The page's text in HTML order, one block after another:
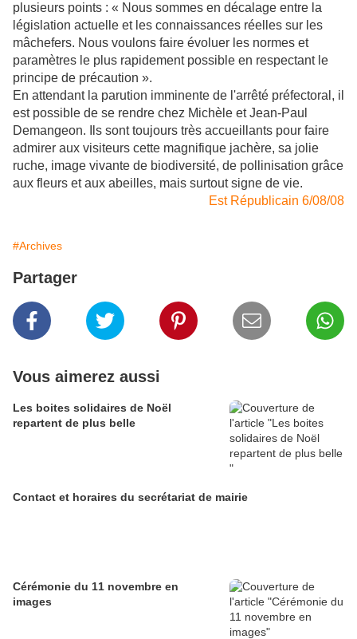
plusieurs points : « Nous sommes en décalage entre la
législation actuelle et les connaissances réelles sur les
mâchefers. Nous voulons faire évoluer les normes et
paramètres le plus rapidement possible en respectant le
principe de précaution ».
En attendant la parution imminente de l'arrêté préfectoral, il
est possible de se rendre chez Michèle et Jean-Paul
Demangeon. Ils sont toujours très accueillants pour faire
admirer aux visiteurs cette magnifique jachère, sa jolie
ruche, image vivante de biodiversité, de pollinisation grâce
aux fleurs et aux abeilles, mais surtout signe de vie.
Est Républicain 6/08/08
#Archives
Partager
Vous aimerez aussi
Les boites solidaires de Noël
repartent de plus belle
Contact et horaires du secrétariat de mairie
Cérémonie du 11 novembre en
images